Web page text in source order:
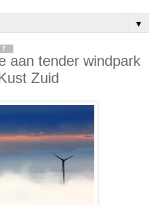
▼
aan tender windpark
Zuid